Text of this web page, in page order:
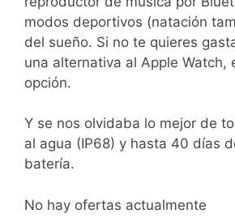
modos deportivos (natación
del sueño. Si no te quieres
una alternativa al Apple Watch,
opción.
Y se nos olvidaba lo mejor de
al agua (IP68) y hasta 40 días
batería.
No hay ofertas actualmente